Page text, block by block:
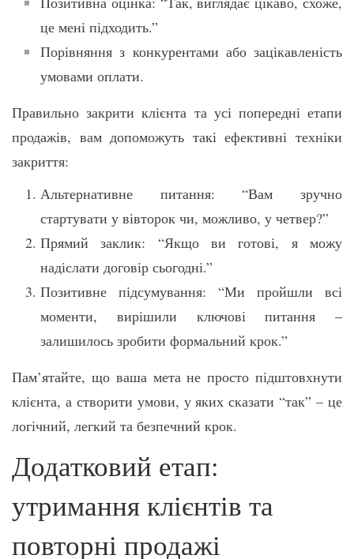
це мені підходить.”
Порівняння з конкурентами або зацікавленість
умовами оплати.
Правильно закрити клієнта та усі попередні етапи
продажів, вам допоможуть такі ефективні техніки
закриття:
Альтернативне питання: “Вам зручно
стартувати у вівторок чи, можливо, у четвер?”
Прямий заклик: “Якщо ви готові, я можу
надіслати договір сьогодні.”
Позитивне підсумування: “Ми пройшли всі
моменти, вирішили ключові питання –
залишилось зробити формальний крок.”
Пам’ятайте, що ваша мета не просто підштовхнути
клієнта, а створити умови, у яких сказати “так” – це
логічний, легкий та безпечний крок.
Додатковий етап:
утримання клієнтів та
повторні продажі